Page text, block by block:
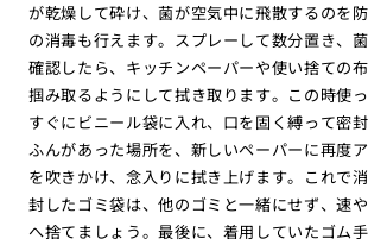
が乾燥して砕け、菌が空気中に飛散するのを
の消毒も行えます。スプレーして数分置き、
確認したら、キッチンペーパーや使い捨ての
掴み取るようにして拭き取ります。この時使っ
すぐにビニール袋に入れ、口を固く縛って密封
ふんがあった場所を、新しいペーパーに再度
を吹きかけ、念入りに拭き上げます。これで
封したゴミ袋は、他のゴミと一緒にせず、速
へ捨てましょう。最後に、着用していたゴム